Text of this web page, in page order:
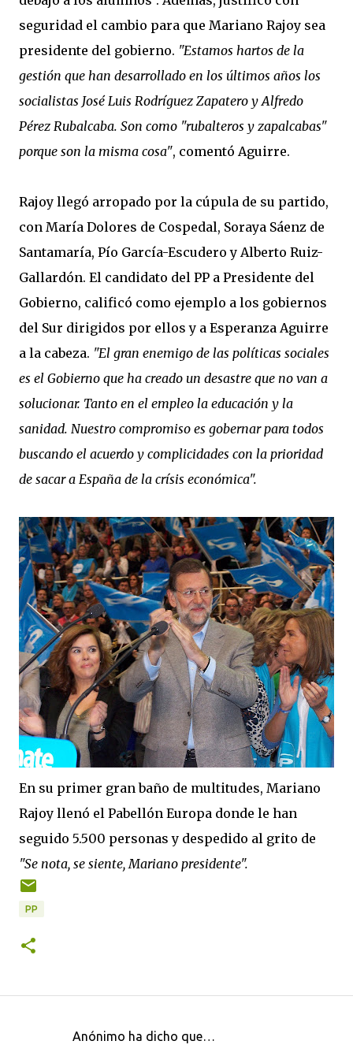
seguridad el cambio para que Mariano Rajoy sea
presidente del gobierno. "Estamos hartos de la
gestión que han desarrollado en los últimos años los
socialistas José Luis Rodríguez Zapatero y Alfredo
Pérez Rubalcaba. Son como "rubalteros y zapalcabas"
porque son la misma cosa", comentó Aguirre.
Rajoy llegó arropado por la cúpula de su partido,
con María Dolores de Cospedal, Soraya Sáenz de
Santamaría, Pío García-Escudero y Alberto Ruiz-
Gallardón. El candidato del PP a Presidente del
Gobierno, calificó como ejemplo a los gobiernos
del Sur dirigidos por ellos y a Esperanza Aguirre
a la cabeza. "El gran enemigo de las políticas sociales
es el Gobierno que ha creado un desastre que no van a
solucionar. Tanto en el empleo la educación y la
sanidad. Nuestro compromiso es gobernar para todos
buscando el acuerdo y complicidades con la prioridad
de sacar a España de la crísis económica".
En su primer gran baño de multitudes, Mariano
Rajoy llenó el Pabellón Europa donde le han
seguido 5.500 personas y despedido al grito de
"Se nota, se siente, Mariano presidente".
PP
Anónimo ha dicho que…